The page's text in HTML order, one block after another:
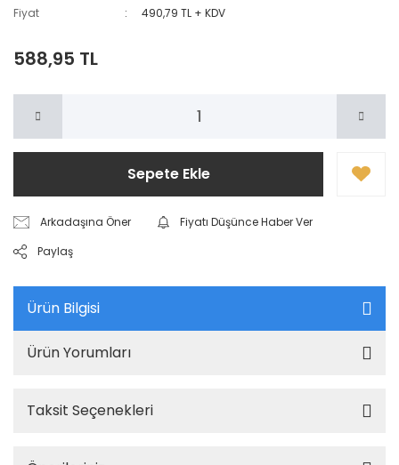
Fiyat
490,79 TL + KDV
588,95 TL
Sepete Ekle
Arkadaşına Öner
Fiyatı Düşünce Haber Ver
Paylaş
Ürün Bilgisi
Ürün Yorumları
Taksit Seçenekleri